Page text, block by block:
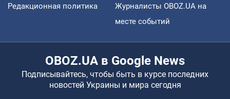
Редакционная политика
Журналисты OBOZ.UA на
месте событий
OBOZ.UA в Google News
Подписывайтесь, чтобы быть в курсе последних
новостей Украины и мира сегодня